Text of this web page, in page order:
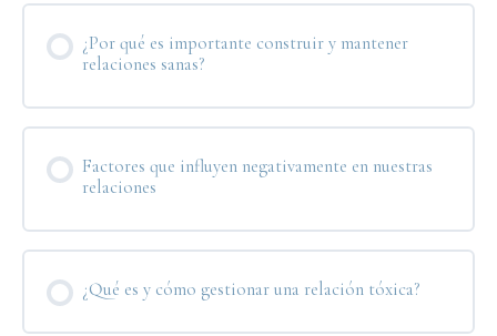
¿Por qué es importante construir y mantener
relaciones sanas?
Factores que influyen negativamente en nuestras
relaciones
¿Qué es y cómo gestionar una relación tóxica?